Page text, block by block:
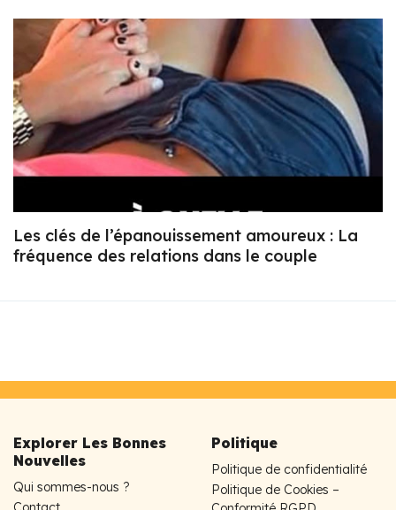
Les clés de l’épanouissement amoureux : La
fréquence des relations dans le couple
Explorer Les Bonnes
Nouvelles
Qui sommes-nous ?
Politique
Politique de confidentialité
Politique de Cookies –